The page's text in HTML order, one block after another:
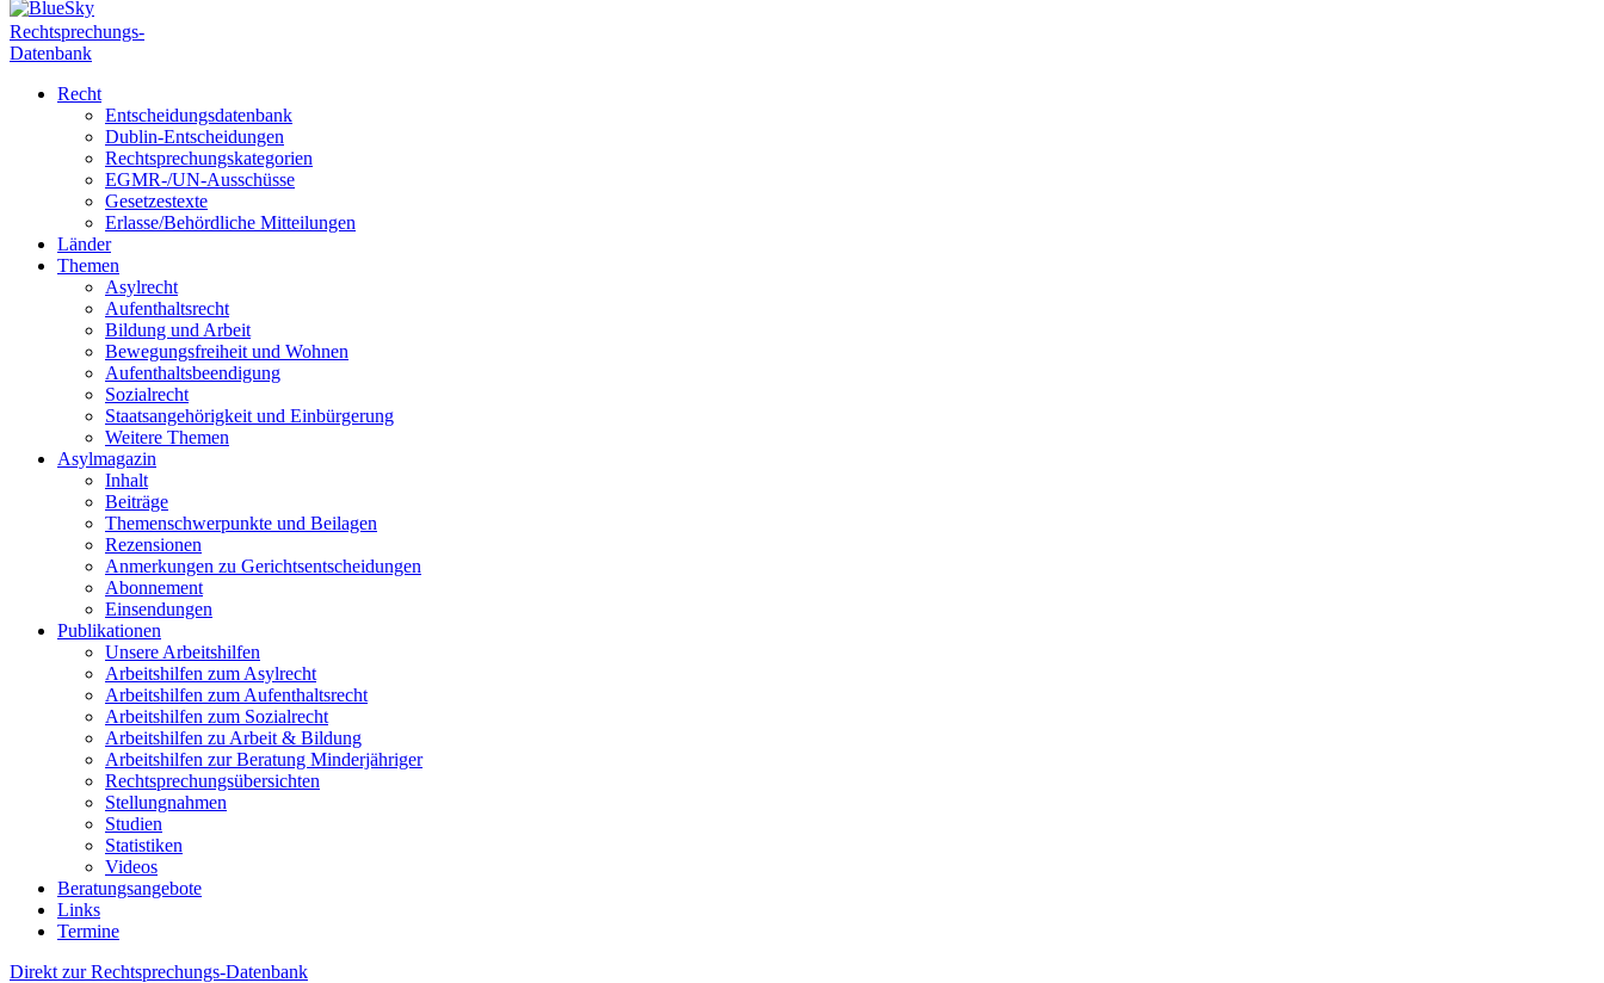
Rechtsprechungs-
Datenbank
Recht
Entscheidungsdatenbank
Dublin-Entscheidungen
Rechtsprechungskategorien
EGMR-/UN-Ausschüsse
Gesetzestexte
Erlasse/Behördliche Mitteilungen
Länder
Themen
Asylrecht
Aufenthaltsrecht
Bildung und Arbeit
Bewegungsfreiheit und Wohnen
Aufenthaltsbeendigung
Sozialrecht
Staatsangehörigkeit und Einbürgerung
Weitere Themen
Asylmagazin
Inhalt
Beiträge
Themenschwerpunkte und Beilagen
Rezensionen
Anmerkungen zu Gerichtsentscheidungen
Abonnement
Einsendungen
Publikationen
Unsere Arbeitshilfen
Arbeitshilfen zum Asylrecht
Arbeitshilfen zum Aufenthaltsrecht
Arbeitshilfen zum Sozialrecht
Arbeitshilfen zu Arbeit & Bildung
Arbeitshilfen zur Beratung Minderjähriger
Rechtsprechungsübersichten
Stellungnahmen
Studien
Statistiken
Videos
Beratungsangebote
Links
Termine
Direkt zur Rechtsprechungs-Datenbank